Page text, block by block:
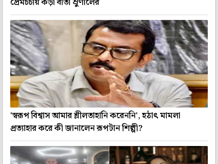
'স্বরূপ বিশ্বাস আমার শ্লীলতাহানি করেননি', হঠাৎ মামলা
প্রত্যাহার করে কী জানালেন রূপটান শিল্পী?